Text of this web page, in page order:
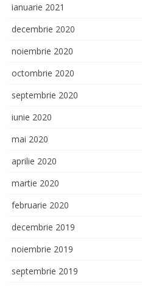
ianuarie 2021
decembrie 2020
noiembrie 2020
octombrie 2020
septembrie 2020
iunie 2020
mai 2020
aprilie 2020
martie 2020
februarie 2020
decembrie 2019
noiembrie 2019
septembrie 2019